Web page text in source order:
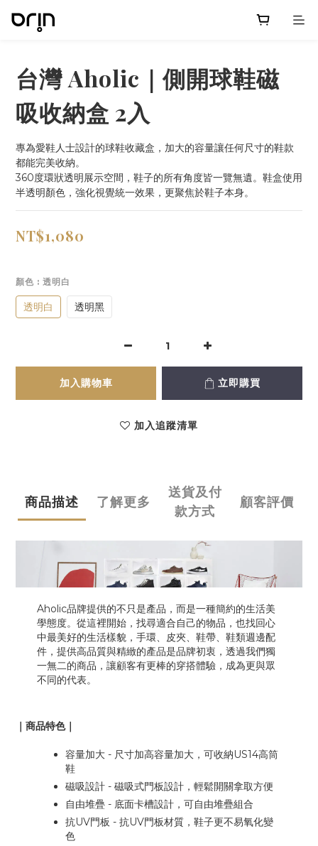
台灣 Aholic｜側開球鞋磁
吸收納盒 2入
專為愛鞋人士設計的球鞋收藏盒，加大的容量讓任何尺寸的鞋款
都能完美收納。
360度環狀透明展示空間，鞋子的所有角度皆一覽無遺。鞋盒使用
半透明顏色，強化視覺統一效果，更聚焦於鞋子本身。
NT$1,080
顏色 : 透明白
透明白 透明黑
加入購物車 立即購買
加入追蹤清單
商品描述 了解更多
送貨及付
款方式
顧客評價
Aholic品牌提供的不只是產品，而是一種簡約的生活美
學態度。從這裡開始，找尋適合自己的物品，也找回心
中最美好的生活樣貌，手環、皮夾、鞋帶、鞋類週邊配
件，提供高品質與精緻的產品是品牌初衷，透過我們獨
一無二的商品，讓顧客有更棒的穿搭體驗，成為更與眾
不同的代表。
｜商品特色｜
容量加大 - 尺寸加高容量加大，可收納US14高筒
鞋
磁吸設計 - 磁吸式門板設計，輕鬆開關拿取方便
自由堆疊 - 底面卡槽設計，可自由堆疊組合
抗UV門板 - 抗UV門板材質，鞋子更不易氧化變
色